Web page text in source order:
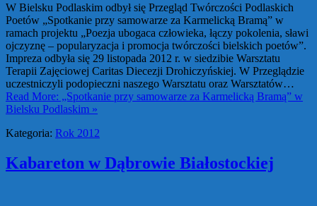
W Bielsku Podlaskim odbył się Przegląd Twórczości Podlaskich
Poetów „Spotkanie przy samowarze za Karmelicką Bramą” w
ramach projektu „Poezja ubogaca człowieka, łączy pokolenia, sławi
ojczyznę – popularyzacja i promocja twórczości bielskich poetów”.
Impreza odbyła się 29 listopada 2012 r. w siedzibie Warsztatu
Terapii Zajęciowej Caritas Diecezji Drohiczyńskiej. W Przeglądzie
uczestniczyli podopieczni naszego Warsztatu oraz Warsztatów…
Read More: „Spotkanie przy samowarze za Karmelicką Bramą” w
Bielsku Podlaskim »
Kategoria: Rok 2012
Kabareton w Dąbrowie Białostockiej